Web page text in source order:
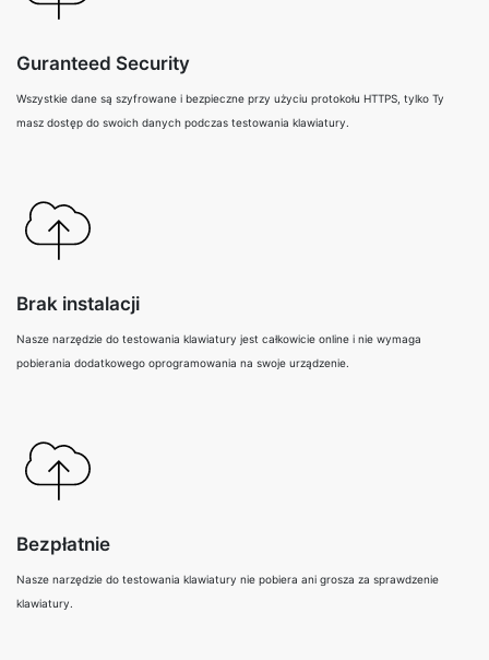
Guranteed Security
Wszystkie dane są szyfrowane i bezpieczne przy użyciu protokołu HTTPS, tylko Ty
masz dostęp do swoich danych podczas testowania klawiatury.
Brak instalacji
Nasze narzędzie do testowania klawiatury jest całkowicie online i nie wymaga
pobierania dodatkowego oprogramowania na swoje urządzenie.
Bezpłatnie
Nasze narzędzie do testowania klawiatury nie pobiera ani grosza za sprawdzenie
klawiatury.